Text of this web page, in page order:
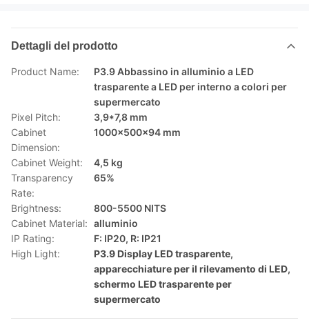
Dettagli del prodotto
Product Name:
P3.9 Abbassino in alluminio a LED
trasparente a LED per interno a colori per
supermercato
Pixel Pitch:
3,9*7,8 mm
Cabinet
Dimension:
1000x500x94 mm
Cabinet Weight:
4,5 kg
Transparency
Rate:
65%
Brightness:
800-5500 NITS
Cabinet Material: alluminio
IP Rating:
F: IP20, R: IP21
High Light:
P3.9 Display LED trasparente,
apparecchiature per il rilevamento di LED,
schermo LED trasparente per
supermercato